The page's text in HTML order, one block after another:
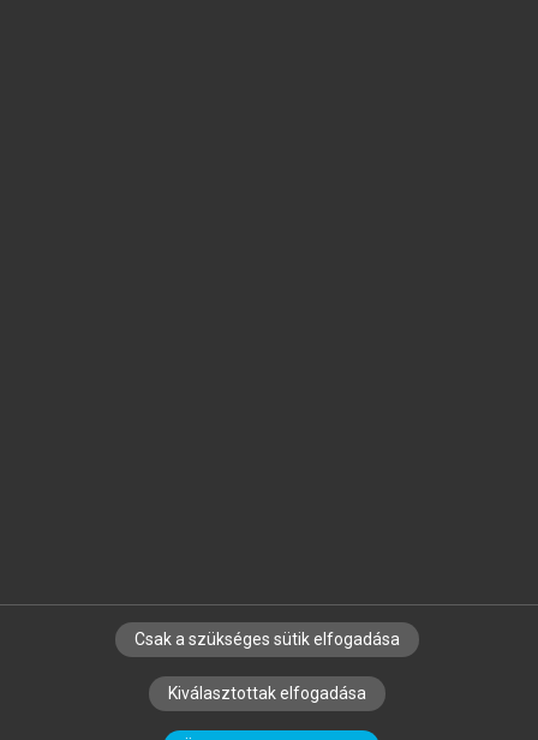
SZERZŐKNEK CÉGEKNEK KÖNYVTÁROSOKNAK
SZERKESZTÉSI ÉS LEKTORÁLÁSI ALAPELVEK
Csak a szükséges sütik elfogadása
Kiválasztottak elfogadása